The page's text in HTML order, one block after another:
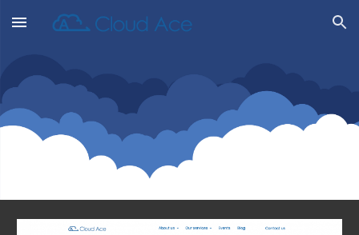
Skip to main content Skip to navigation